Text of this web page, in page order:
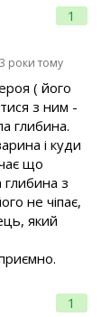
1
3 роки тому
1
( його
з ним -
глибина.
і куди
що
з
не чіпає,
який